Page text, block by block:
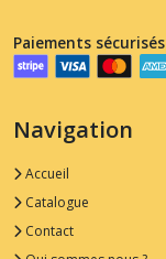
Paiements sécurisés
Navigation
Accueil
Catalogue
Contact